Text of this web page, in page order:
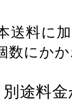
送料に
数にか
途料